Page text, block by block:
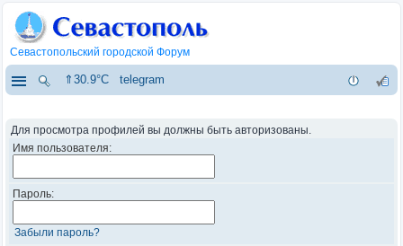
Севастопольский городской Форум
⇑30.9°C telegram
Для просмотра профилей вы должны быть авторизованы.
Имя пользователя:
Пароль:
Забыли пароль?